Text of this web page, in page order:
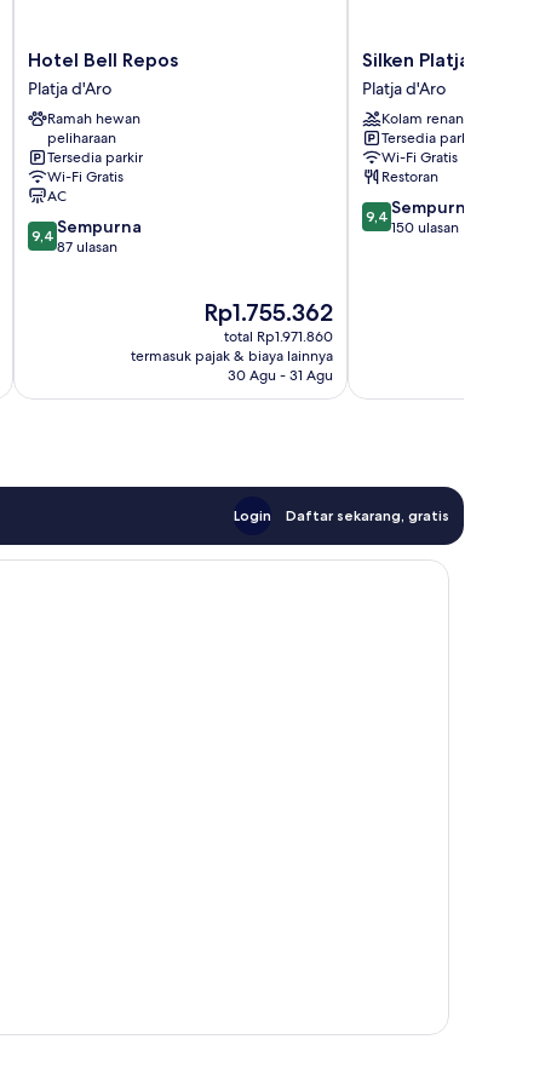
Hotel
Bell
Repos
Platja
d'Aro
Hotel Bell Repos
Platja d'Aro
Ramah hewan
peliharaan
Tersedia parkir
Wi-Fi Gratis
AC
9.4
dari
9,4 Sempurna
87 ulasan
Harga
sekarang
Rp1.755.362
Rp1.755.362
total Rp1.971.860
termasuk pajak & biaya lainnya
30 Agu - 31 Agu
Silken
Platja
d'Aro
Platja
d'Aro
Silken Platja d'Aro
Platja d'Aro
Kolam renang
Tersedia parkir
Wi-Fi Gratis
Restoran
9.4
dari
9,4 Sempurna
150 ulasan
Login Daftar sekarang, gratis